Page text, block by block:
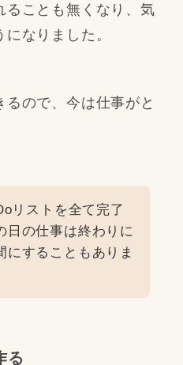
ることも無くなり、気
なりました。
ので、今は仕事がと
リストを全て完了
日の仕事は終わりに
にすることもありま
る